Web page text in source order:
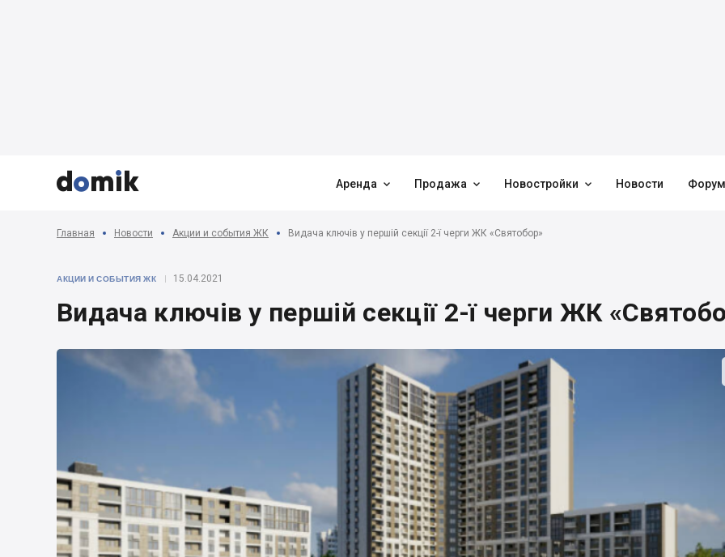


 Аренда  Продажа  Новостройки  Новости Форум
Главная Новости Акции и события ЖК Видача ключів у першій секції 2-ї черги ЖК «Святобор»
АКЦИИ И СОБЫТИЯ ЖК 15.04.2021
Видача ключів у першій секції 2-ї черги ЖК